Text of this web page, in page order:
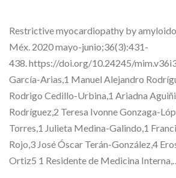
Restrictive myocardiopathy by
Méx. 2020 mayo-junio;36(3):431-
438. https://doi.org/10.24245/
García-Arias,1 Manuel Alejandro
Rodrigo Cedillo-Urbina,1 Ariadna
Rodríguez,2 Teresa Ivonne Gonzaga-
Torres,1 Julieta Medina-Galindo,1
Rojo,3 José Óscar Terán-González,4
Ortiz5 1 Residente de Medicina